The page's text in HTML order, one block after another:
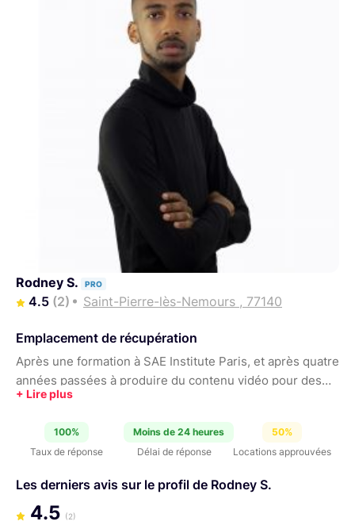
Rodney S. PRO
4.5 (2) Saint-Pierre-lès-Nemours , 77140
Emplacement de récupération
Après une formation à SAE Institute Paris, et après quatre
années passées à produire du contenu vidéo pour des
associations et des entreprises. Je suis aujourd'hui en
compétences au service de projets divers et variés. En
plus d'être cadreur monteur, je suis également
photographe et compositeur, ce qui me permet
d'apporter une touche unique aux difféents projets. Je
met en location une parti de mon matériel quand celui-ci
100%
Taux de réponse
Moins de 24 heures
Délai de réponse
50%
Locations approuvées
Les derniers avis sur le profil de Rodney S.
4.5 (2)